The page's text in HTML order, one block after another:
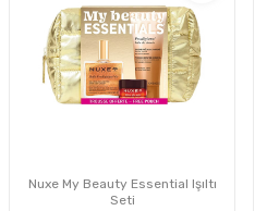
Nuxe My Beauty Essential Işıltı
Seti